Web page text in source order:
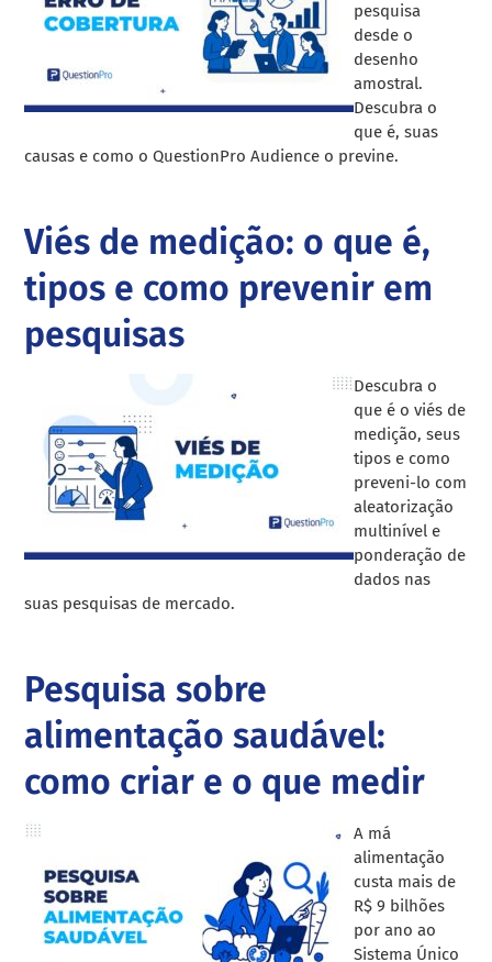
pesquisa
desde o
desenho
amostral.
Descubra o
que é, suas
causas e como o QuestionPro Audience o previne.
Viés de medição: o que é,
tipos e como prevenir em
pesquisas
Descubra o
que é o viés de
medição, seus
tipos e como
preveni-lo com
aleatorização
multinível e
ponderação de
dados nas
suas pesquisas de mercado.
Pesquisa sobre
alimentação saudável:
como criar e o que medir
A má
alimentação
custa mais de
R$ 9 bilhões
por ano ao
Sistema Único